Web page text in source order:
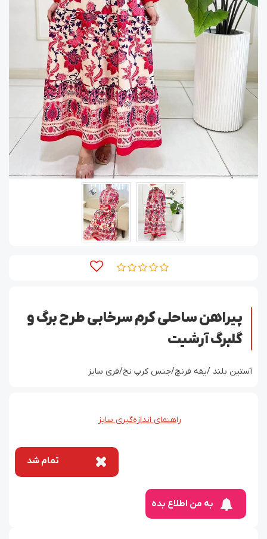
پیراهن ساحلی کرم سرخابی طرح برگ و
گلبرگ آرشیت
آستین بلند /یقه فرنچ/جنس کرپ نخ/فری سایز
راهنمای اندازه‌گیری سایز
تمام شد
به من اطلاع بده